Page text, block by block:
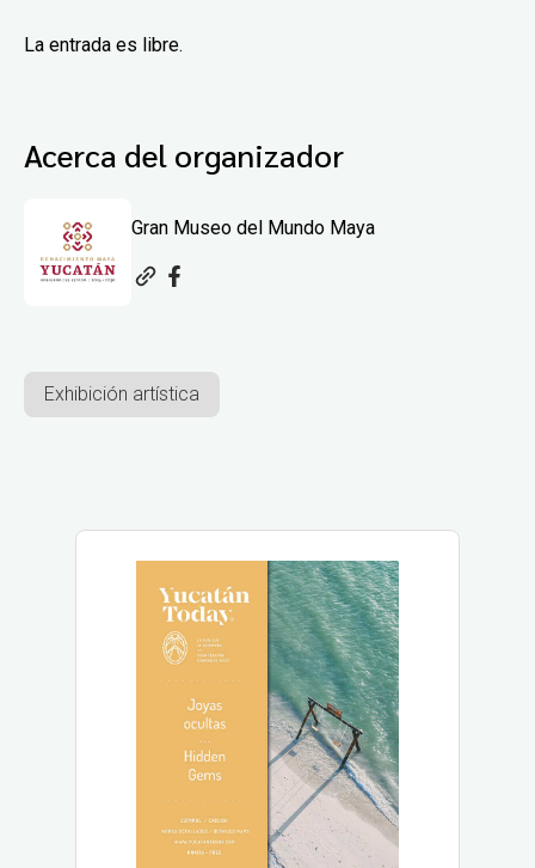
La entrada es libre.
Acerca del organizador
Gran Museo del Mundo Maya
Exhibición artística